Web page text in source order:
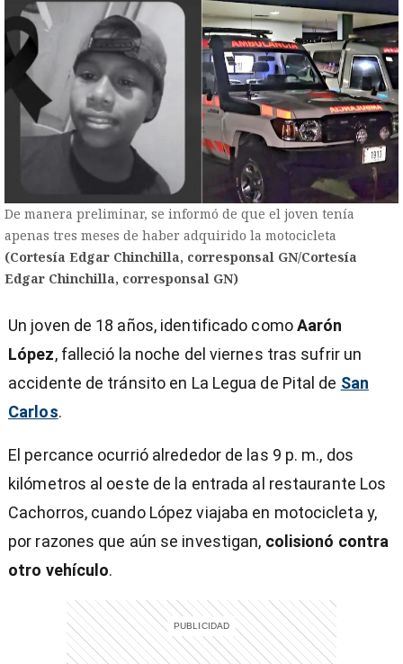
De manera preliminar, se informó de que el joven tenía
apenas tres meses de haber adquirido la motocicleta
(Cortesía Edgar Chinchilla, corresponsal GN/Cortesía
Edgar Chinchilla, corresponsal GN)
Un joven de 18 años, identificado comoAarón
López, falleció la noche del viernes tras sufrir un
accidente de tránsito en La Legua de Pital de San
Carlos.
El percance ocurrió alrededor de las 9 p. m., dos
kilómetros al oeste de la entrada al restaurante Los
Cachorros, cuando López viajaba en motocicleta y,
por razones que aún se investigan, colisionó contra
otro vehículo.